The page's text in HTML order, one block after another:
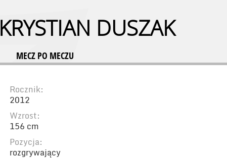
KRYSTIAN DUSZAK
MECZ PO MECZU
Rocznik:
2012
Wzrost:
156 cm
Pozycja:
rozgrywający